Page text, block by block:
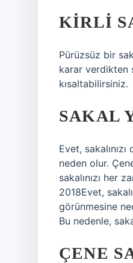
KIRLI
Pürüzsüz bir
karar verdikten
kısaltabilirsiniz.
SAKAL
Evet,
neden olur.
sakalınızı her
2018Evet,
görünmesine
Bu nedenle,
ÇENE